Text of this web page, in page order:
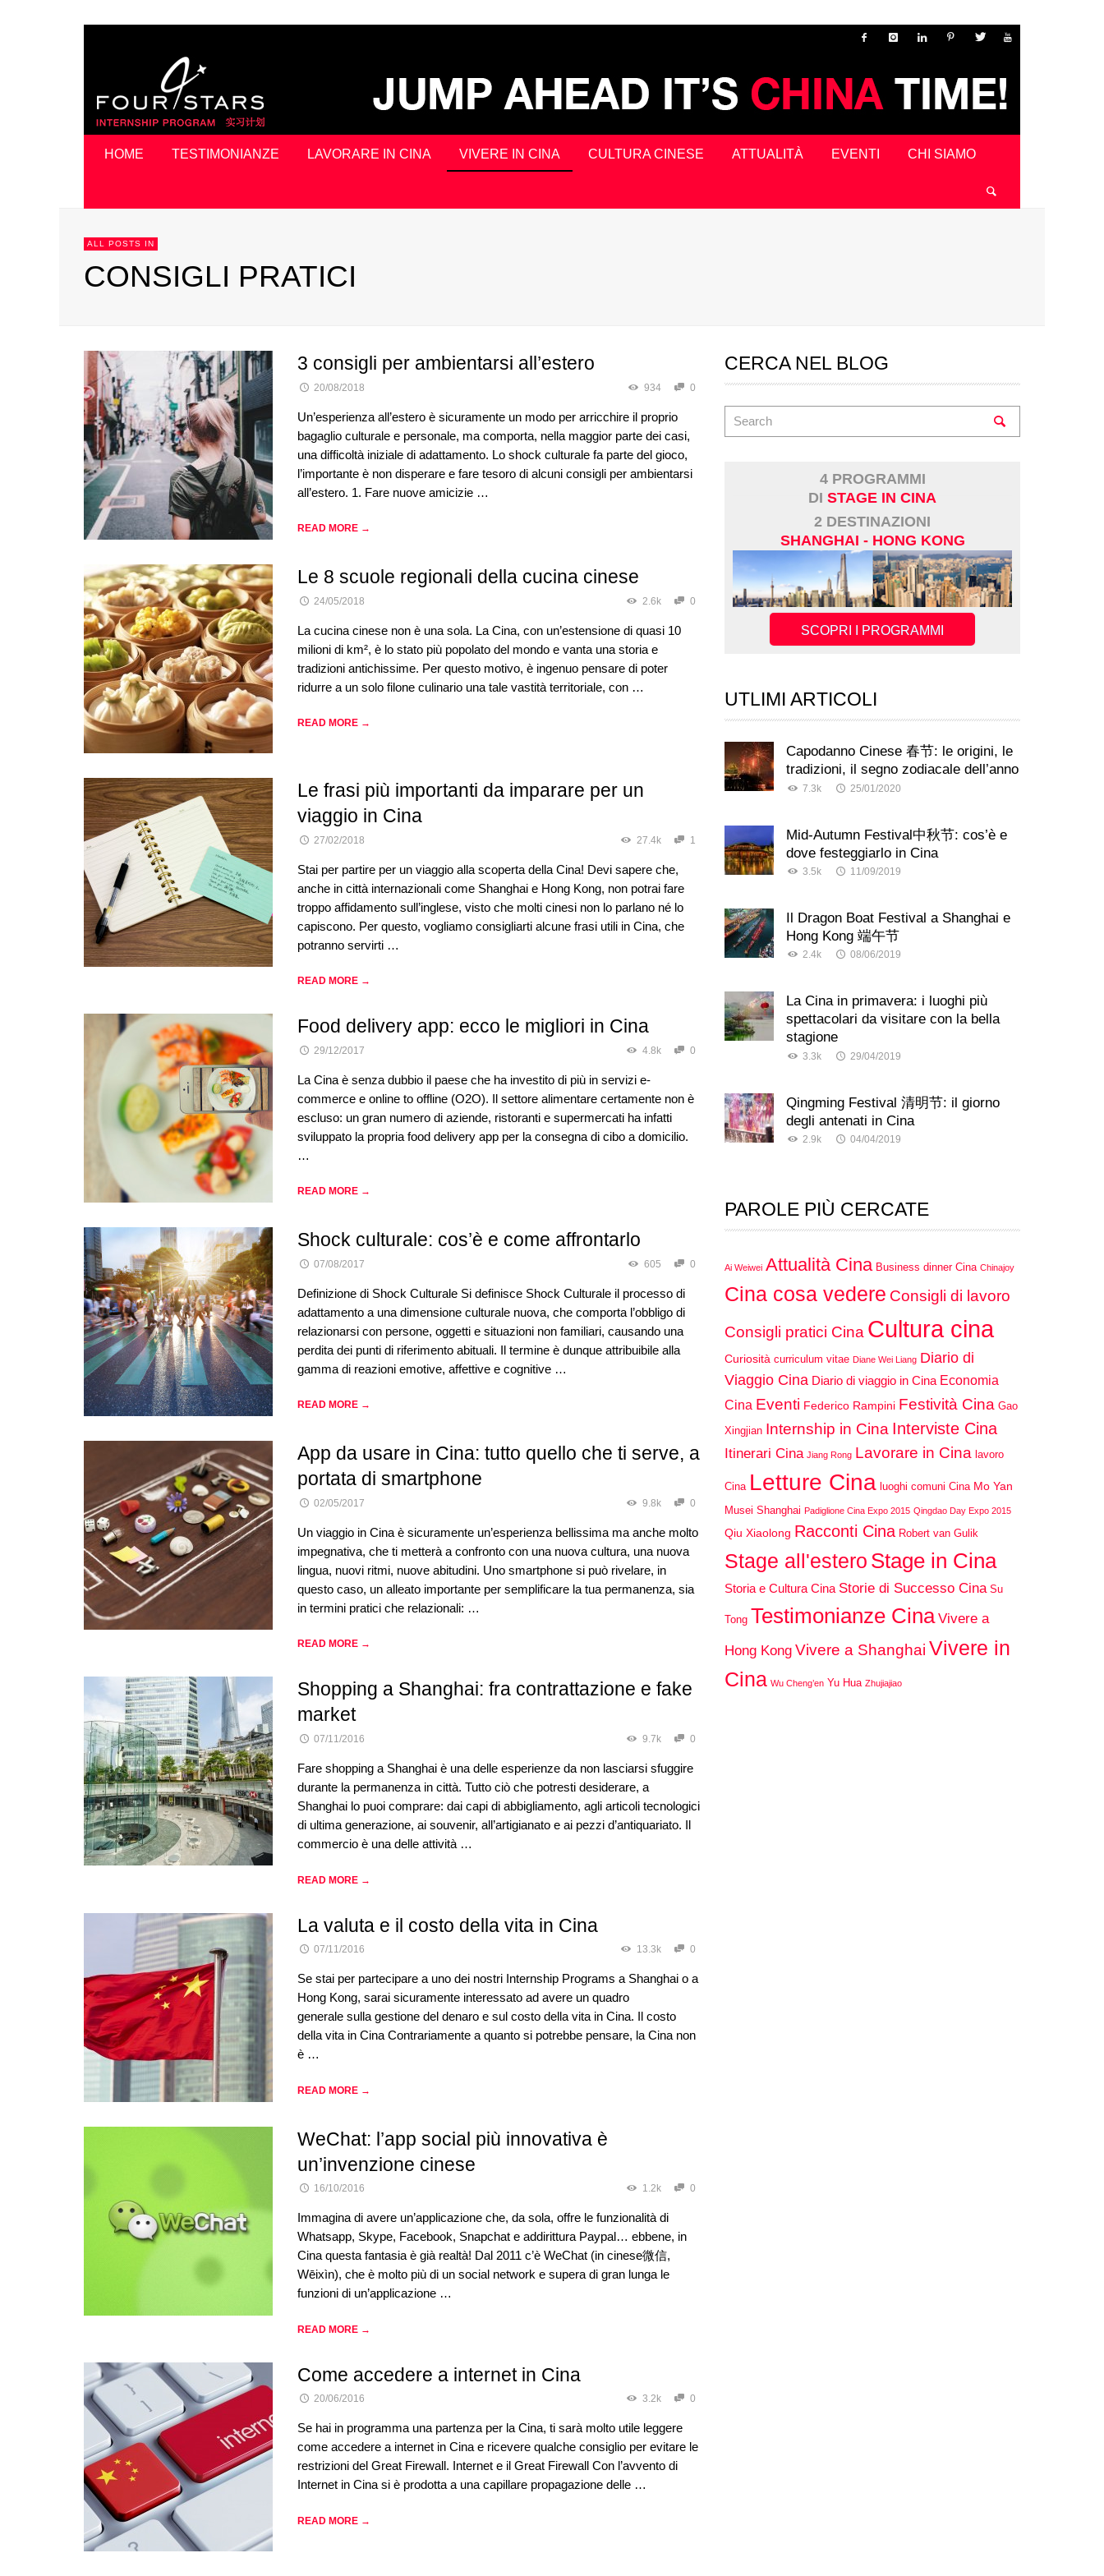
HOME TESTIMONIANZE LAVORARE IN CINA VIVERE IN CINA CULTURA CINESE ATTUALITÀ EVENTI CHI SIAMO
ALL POSTS IN
CONSIGLI PRATICI
3 consigli per ambientarsi all’estero
20/08/2018 934 0
Un’esperienza all’estero è sicuramente un modo per arricchire il proprio
bagaglio culturale e personale, ma comporta, nella maggior parte dei casi,
una difficoltà iniziale di adattamento. Lo shock culturale fa parte del gioco,
l’importante è non disperare e fare tesoro di alcuni consigli per ambientarsi
all’estero. 1. Fare nuove amicizie …
READ MORE →
Le 8 scuole regionali della cucina cinese
24/05/2018 2.6k 0
La cucina cinese non è una sola. La Cina, con un’estensione di quasi 10
milioni di km², è lo stato più popolato del mondo e vanta una storia e
tradizioni antichissime. Per questo motivo, è ingenuo pensare di poter
ridurre a un solo filone culinario una tale vastità territoriale, con …
READ MORE →
Le frasi più importanti da imparare per un
viaggio in Cina
27/02/2018 27.4k 1
Stai per partire per un viaggio alla scoperta della Cina! Devi sapere che,
anche in città internazionali come Shanghai e Hong Kong, non potrai fare
troppo affidamento sull’inglese, visto che molti cinesi non lo parlano né lo
capiscono. Per questo, vogliamo consigliarti alcune frasi utili in Cina, che
potranno servirti …
READ MORE →
Food delivery app: ecco le migliori in Cina
29/12/2017 4.8k 0
La Cina è senza dubbio il paese che ha investito di più in servizi e-
commerce e online to offline (O2O). Il settore alimentare certamente non è
escluso: un gran numero di aziende, ristoranti e supermercati ha infatti
sviluppato la propria food delivery app per la consegna di cibo a domicilio.
…
READ MORE →
Shock culturale: cos’è e come affrontarlo
07/08/2017 605 0
Definizione di Shock Culturale Si definisce Shock Culturale il processo di
adattamento a una dimensione culturale nuova, che comporta l’obbligo di
relazionarsi con persone, oggetti e situazioni non familiari, causando una
perdita dei punti di riferimento abituali. Il termine è dunque attribuibile alla
gamma di reazioni emotive, affettive e cognitive …
READ MORE →
App da usare in Cina: tutto quello che ti serve, a
portata di smartphone
02/05/2017 9.8k 0
Un viaggio in Cina è sicuramente un’esperienza bellissima ma anche molto
impegnativa, che ti metterà a confronto con una nuova cultura, una nuova
lingua, nuovi ritmi, nuove abitudini. Uno smartphone si può rivelare, in
questo caso, un alleato importante per semplificare la tua permanenza, sia
in termini pratici che relazionali: …
READ MORE →
Shopping a Shanghai: fra contrattazione e fake
market
07/11/2016 9.7k 0
Fare shopping a Shanghai è una delle esperienze da non lasciarsi sfuggire
durante la permanenza in città. Tutto ciò che potresti desiderare, a
Shanghai lo puoi comprare: dai capi di abbigliamento, agli articoli tecnologici
di ultima generazione, ai souvenir, all’artigianato e ai pezzi d’antiquariato. Il
commercio è una delle attività …
READ MORE →
La valuta e il costo della vita in Cina
07/11/2016 13.3k 0
Se stai per partecipare a uno dei nostri Internship Programs a Shanghai o a
Hong Kong, sarai sicuramente interessato ad avere un quadro
generale sulla gestione del denaro e sul costo della vita in Cina. Il costo
della vita in Cina Contrariamente a quanto si potrebbe pensare, la Cina non
è …
READ MORE →
WeChat: l’app social più innovativa è
un’invenzione cinese
16/10/2016 1.2k 0
Immagina di avere un’applicazione che, da sola, offre le funzionalità di
Whatsapp, Skype, Facebook, Snapchat e addirittura Paypal… ebbene, in
Cina questa fantasia è già realtà! Dal 2011 c’è WeChat (in cinese微信,
Wēixìn), che è molto più di un social network e supera di gran lunga le
funzioni di un’applicazione …
READ MORE →
Come accedere a internet in Cina
20/06/2016 3.2k 0
Se hai in programma una partenza per la Cina, ti sarà molto utile leggere
come accedere a internet in Cina e ricevere qualche consiglio per evitare le
restrizioni del Great Firewall. Internet e il Great Firewall Con l’avvento di
Internet in Cina si è prodotta a una capillare propagazione delle …
READ MORE →
CERCA NEL BLOG
4 PROGRAMMI
DI STAGE IN CINA
2 DESTINAZIONI
SHANGHAI - HONG KONG
SCOPRI I PROGRAMMI
UTLIMI ARTICOLI
Capodanno Cinese 春节: le origini, le
tradizioni, il segno zodiacale dell’anno
7.3k 25/01/2020
Mid-Autumn Festival中秋节: cos’è e
dove festeggiarlo in Cina
3.5k 11/09/2019
Il Dragon Boat Festival a Shanghai e
Hong Kong 端午节
2.4k 08/06/2019
La Cina in primavera: i luoghi più
spettacolari da visitare con la bella
stagione
3.3k 29/04/2019
Qingming Festival 清明节: il giorno
degli antenati in Cina
2.9k 04/04/2019
PAROLE PIÙ CERCATE
Ai Weiwei Attualità Cina Business dinner Cina Chinajoy
Cina cosa vedere Consigli di lavoro
Consigli pratici Cina Cultura cina
Curiosità curriculum vitae Diane Wei Liang Diario di
Viaggio Cina Diario di viaggio in Cina Economia
Cina Eventi Federico Rampini Festività Cina Gao
Xingjian Internship in Cina Interviste Cina
Itinerari Cina Jiang Rong Lavorare in Cina lavoro
Cina Letture Cina luoghi comuni Cina Mo Yan
Musei Shanghai Padiglione Cina Expo 2015 Qingdao Day Expo 2015
Qiu Xiaolong Racconti Cina Robert van Gulik
Stage all'estero Stage in Cina
Storia e Cultura Cina Storie di Successo Cina Su
Tong Testimonianze Cina Vivere a
Hong Kong Vivere a Shanghai Vivere in
Cina Wu Cheng’en Yu Hua Zhujiajiao